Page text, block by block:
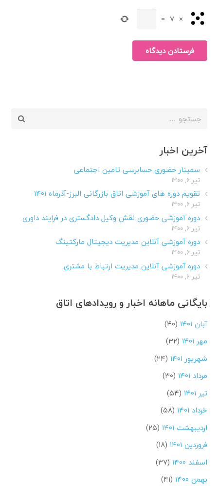
×
7
=
فرستادن دیدگاه
جستجو
آخرین اخبار
سمینار حضوری حسابرسی تامین اجتماعی
تیر ۶, ۱۴۰۰
تقویم دوره های آموزشی اتاق بازرگانی البرز-آذرماه ۱۴۰۱
تیر ۶, ۱۴۰۰
دوره آموزشی حضوری نقش وکیل دادگستری در فرایند داوری
تیر ۶, ۱۴۰۰
دوره آموزشی آنلاین مدیریت دیجیتال مارکتینگ
تیر ۶, ۱۴۰۰
دوره آموزشی آنلاین مدیریت ارتباط با مشتری
تیر ۶, ۱۴۰۰
بایگانی ماهانه اخبار و رویدادهای اتاق
آبان ۱۴۰۱
(۴۰)
مهر ۱۴۰۱
(۳۲)
شهریور ۱۴۰۱
(۲۴)
مرداد ۱۴۰۱
(۳۰)
تیر ۱۴۰۱
(۵۴)
خرداد ۱۴۰۱
(۵۸)
اردیبهشت ۱۴۰۱
(۲۵)
فروردین ۱۴۰۱
(۱۸)
اسفند ۱۴۰۰
(۳۷)
بهمن ۱۴۰۰
(۴۱)